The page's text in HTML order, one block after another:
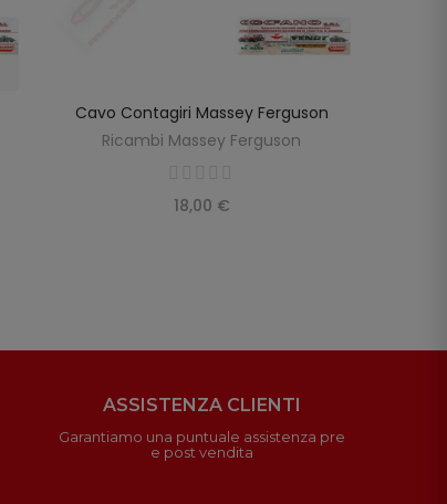
SCOPRIRE
Cavo Contagiri Massey Ferguson
Ricambi Massey Ferguson
18,00 €
ASSISTENZA CLIENTI
Garantiamo una puntuale assistenza pre
e post vendita